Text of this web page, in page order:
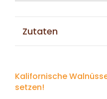
Zutaten
Kalifornische
setzen!